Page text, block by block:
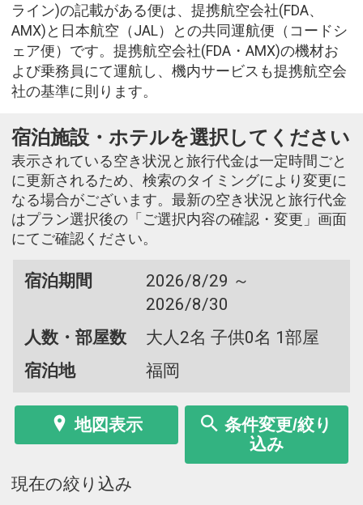
ライン)の記載がある便は、提携航空会社(FDA、
AMX)と日本航空（JAL）との共同運航便（コードシ
ェア便）です。提携航空会社(FDA・AMX)の機材お
よび乗務員にて運航し、機内サービスも提携航空会
社の基準に則ります。
宿泊施設・ホテルを選択してください
表示されている空き状況と旅行代金は一定時間ごと
に更新されるため、検索のタイミングにより変更に
なる場合がございます。最新の空き状況と旅行代金
はプラン選択後の「ご選択内容の確認・変更」画面
にてご確認ください。
宿泊期間
2026/8/29 ～
2026/8/30
人数・部屋数
大人2名 子供0名 1部屋
宿泊地
福岡
地図表示
条件変更/絞り
込み
現在の絞り込み